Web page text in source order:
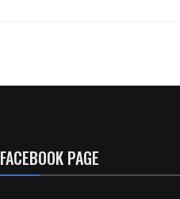
FACEBOOK PAGE